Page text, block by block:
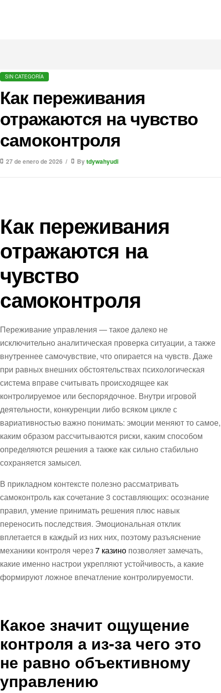
SIN CATEGORÍA
Как переживания
отражаются на чувство
самоконтроля
27 de enero de 2026 Bytdywahyudi
Как переживания
отражаются на
чувство
самоконтроля
Переживание управления — такое далеко не
исключительно аналитическая проверка ситуации, а также
внутреннее самочувствие, что опирается на чувств. Даже
при равных внешних обстоятельствах психологическая
система вправе считывать происходящее как
контролируемое или беспорядочное. Внутри игровой
деятельности, конкуренции либо всяком цикле с
вариативностью важно понимать: эмоции меняют то самое,
каким образом рассчитываются риски, каким способом
определяются решения а также как сильно стабильно
сохраняется замысел.
В прикладном контексте полезно рассматривать
самоконтроль как сочетание 3 составляющих: осознание
правил, умение принимать решения плюс навык
переносить последствия. Эмоциональная отклик
вплетается в каждый из них них, поэтому разъяснение
механики контроля через7 казино позволяет замечать,
какие именно настрои укрепляют устойчивость, а какие
формируют ложное впечатление контролируемости.
Какое значит ощущение
контроля а из-за чего это
не равно объективному
управлению